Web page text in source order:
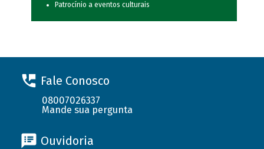
Patrocínio a eventos culturais
Fale Conosco
08007026337
Mande sua pergunta
Ouvidoria